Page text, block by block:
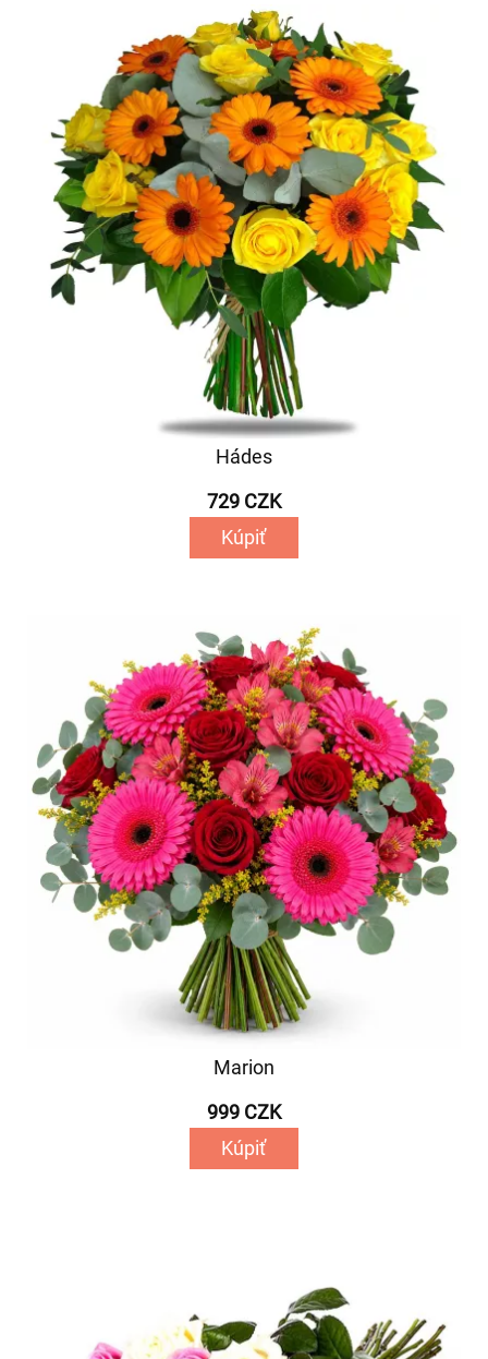
Hádes
729 CZK
Kúpiť
Marion
999 CZK
Kúpiť